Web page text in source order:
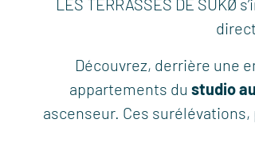
LES TERRASSES DE
Découvrez, derrière une
appartements du studio
ascenseur. Ces